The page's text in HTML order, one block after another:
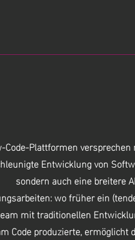
Code-Plattformen
Entwicklung von
sondern auch eine breitere
wo früher ein
mit traditionellen
Code produzierte, ermöglicht